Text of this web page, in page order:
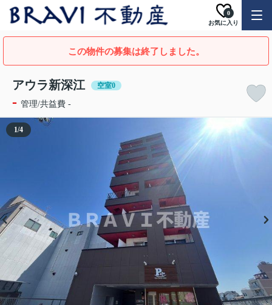
お気に入り
0
この物件の募集は終了しました。
アウラ新深江 空室0
- 管理/共益費 -
1/4